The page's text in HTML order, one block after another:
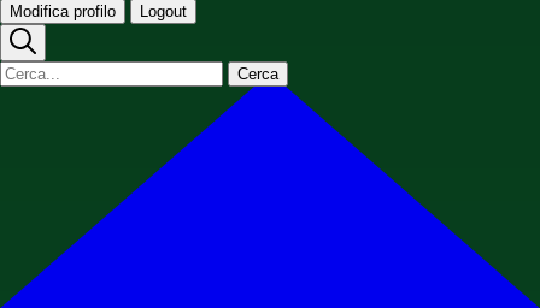
Modifica profilo Logout
Cerca